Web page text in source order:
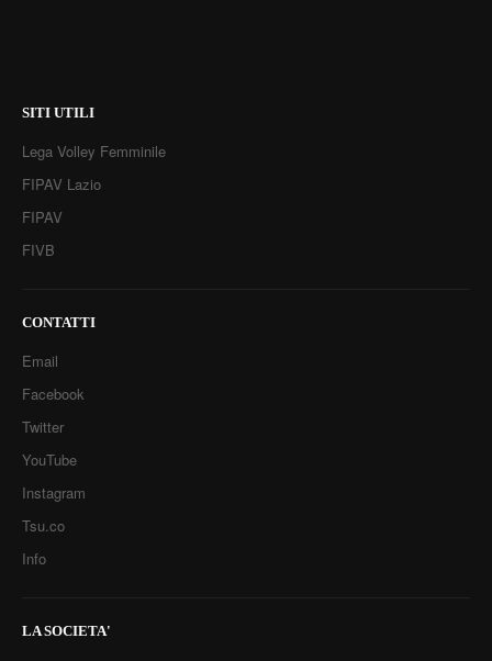
SITI UTILI
Lega Volley Femminile
FIPAV Lazio
FIPAV
FIVB
CONTATTI
Email
Facebook
Twitter
YouTube
Instagram
Tsu.co
Info
LA SOCIETA'